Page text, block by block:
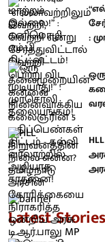
:
Latest Stories